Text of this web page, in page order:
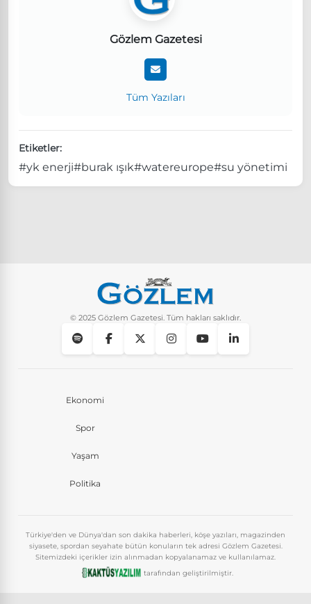
Gözlem Gazetesi
Tüm Yazıları
Etiketler:
#yk enerji#burak ışık#watereurope#su yönetimi
© 2025 Gözlem Gazetesi. Tüm hakları saklıdır.
Ekonomi
Spor
Yaşam
Politika
Türkiye'den ve Dünya'dan son dakika haberleri, köşe yazıları, magazinden
siyasete, spordan seyahate bütün konuların tek adresi Gözlem Gazetesi.
Sitemizdeki içerikler izin alınmadan kopyalanamaz ve kullanılamaz.
tarafından geliştirilmiştir.